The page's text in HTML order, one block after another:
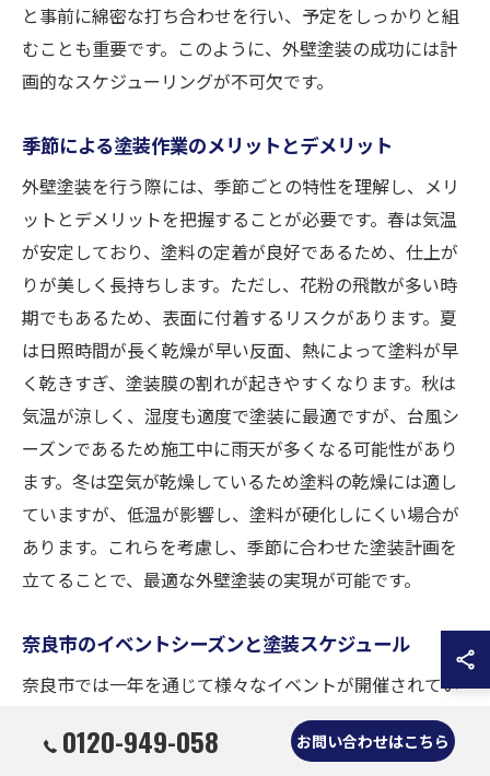
と事前に綿密な打ち合わせを行い、予定をしっかりと組
むことも重要です。このように、外壁塗装の成功には計
画的なスケジューリングが不可欠です。
季節による塗装作業のメリットとデメリット
外壁塗装を行う際には、季節ごとの特性を理解し、メリ
ットとデメリットを把握することが必要です。春は気温
が安定しており、塗料の定着が良好であるため、仕上が
りが美しく長持ちします。ただし、花粉の飛散が多い時
期でもあるため、表面に付着するリスクがあります。夏
は日照時間が長く乾燥が早い反面、熱によって塗料が早
く乾きすぎ、塗装膜の割れが起きやすくなります。秋は
気温が涼しく、湿度も適度で塗装に最適ですが、台風シ
ーズンであるため施工中に雨天が多くなる可能性があり
ます。冬は空気が乾燥しているため塗料の乾燥には適し
ていますが、低温が影響し、塗料が硬化しにくい場合が
あります。これらを考慮し、季節に合わせた塗装計画を
立てることで、最適な外壁塗装の実現が可能です。
奈良市のイベントシーズンと塗装スケジュール
奈良市では一年を通じて様々なイベントが開催されてい
ますが、これらのイベントシーズンを考慮した外壁塗装
スケジュールの調整は重要です。特に観光客が多く訪れ
0120-949-058 お問い合わせはこちら